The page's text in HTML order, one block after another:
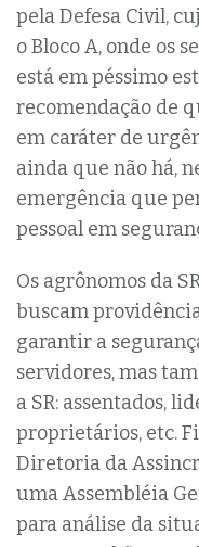
pela Defesa Civil,
o Bloco A, onde os
está em péssimo
recomendação de
em caráter de
ainda que não há,
emergência que
pessoal em
Os agrônomos da
buscam
garantir a
servidores, mas
a SR: assentados,
proprietários, etc.
Diretoria da
uma Assembléia
para análise da